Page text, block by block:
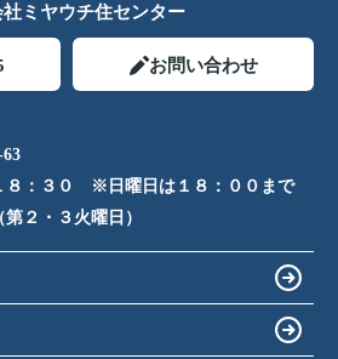
ミヤウチ住センター
お問い合わせ
８：３０ ※日曜日は１８：００まで
２・３火曜日）